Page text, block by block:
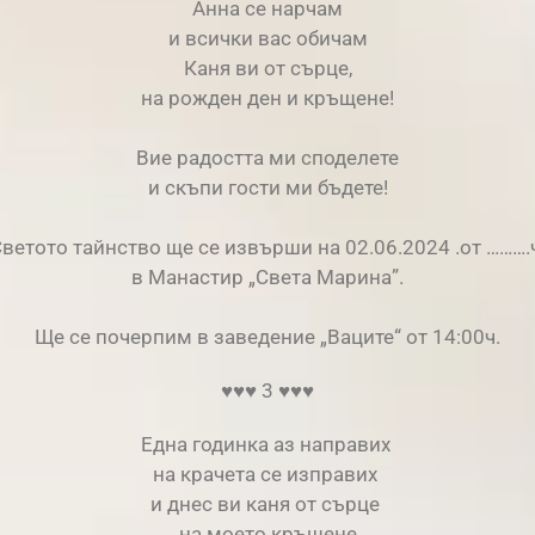
Анна се нарчам
и всички вас обичам
Каня ви от сърце,
на рожден ден и кръщене!
Вие радостта ми споделете
и скъпи гости ми бъдете!
тайнство ще се извърши на 02.06.2024 .от
в Манастир „Света Марина”.
Ще се почерпим в заведение „Ваците“ от 14:00ч.
♥♥♥ 3 ♥♥♥
Една годинка аз направих
на крачета се изправих
и днес ви каня от сърце